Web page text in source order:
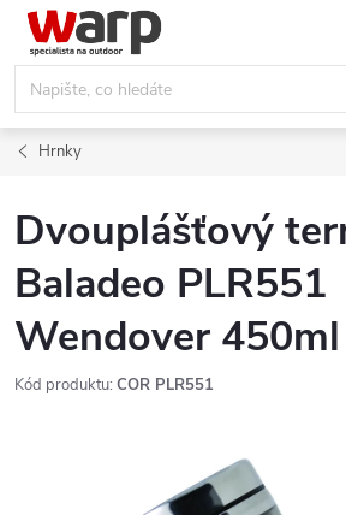
Přejít
obsah
Hrnky
Dvouplášťový
Baladeo PLR551
Wendover 450ml
Kód produktu: COR PLR551